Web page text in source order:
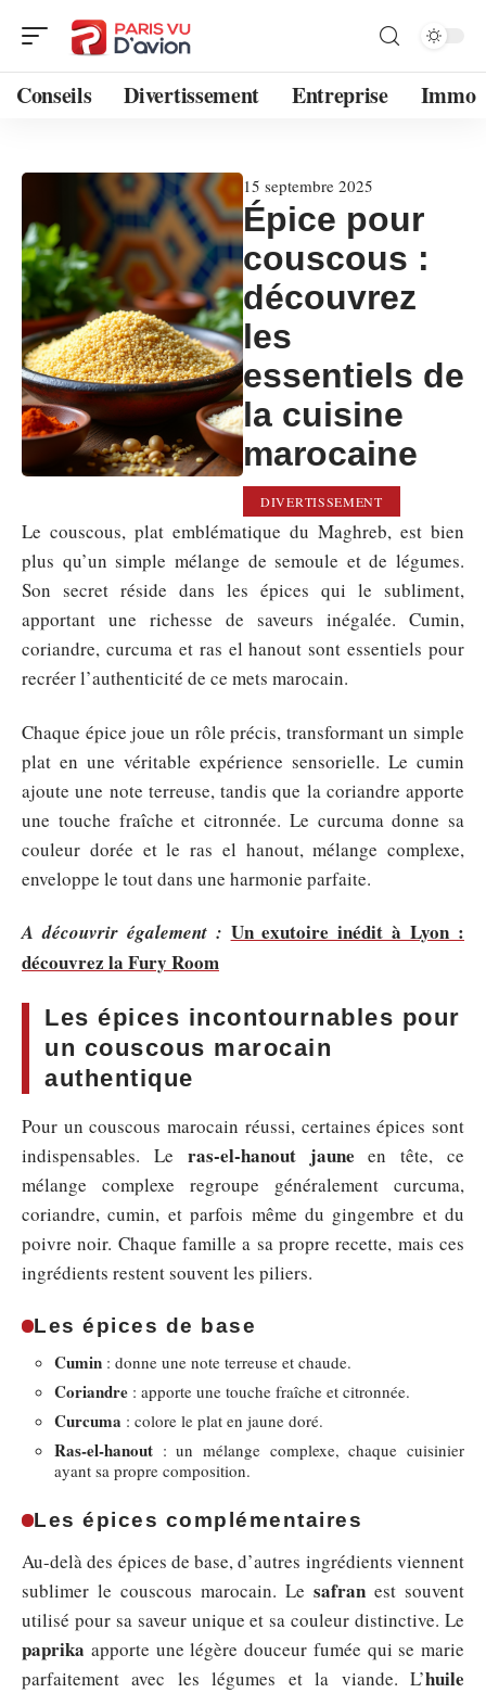
Conseils Divertissement Entreprise Immo
15 septembre 2025
Épice pour
couscous :
découvrez
les
essentiels de
la cuisine
marocaine
DIVERTISSEMENT
Le couscous, plat emblématique du Maghreb, est bien
plus qu’un simple mélange de semoule et de légumes.
Son secret réside dans les épices qui le subliment,
apportant une richesse de saveurs inégalée. Cumin,
coriandre, curcuma et ras el hanout sont essentiels pour
recréer l’authenticité de ce mets marocain.
Chaque épice joue un rôle précis, transformant un simple
plat en une véritable expérience sensorielle. Le cumin
ajoute une note terreuse, tandis que la coriandre apporte
une touche fraîche et citronnée. Le curcuma donne sa
couleur dorée et le ras el hanout, mélange complexe,
enveloppe le tout dans une harmonie parfaite.
A découvrir également : Un exutoire inédit à Lyon :
découvrez la Fury Room
Les épices incontournables pour
un couscous marocain
authentique
Pour un couscous marocain réussi, certaines épices sont
indispensables. Le ras-el-hanout jaune en tête, ce
mélange complexe regroupe généralement curcuma,
coriandre, cumin, et parfois même du gingembre et du
poivre noir. Chaque famille a sa propre recette, mais ces
ingrédients restent souvent les piliers.
Les épices de base
Cumin : donne une note terreuse et chaude.
Coriandre : apporte une touche fraîche et citronnée.
Curcuma : colore le plat en jaune doré.
Ras-el-hanout : un mélange complexe, chaque cuisinier
ayant sa propre composition.
Les épices complémentaires
Au-delà des épices de base, d’autres ingrédients viennent
sublimer le couscous marocain. Le safran est souvent
utilisé pour sa saveur unique et sa couleur distinctive. Le
paprika apporte une légère douceur fumée qui se marie
parfaitement avec les légumes et la viande. L’huile